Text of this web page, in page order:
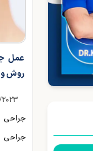
عمل
روش